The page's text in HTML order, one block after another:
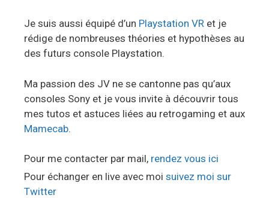
Je suis aussi équipé d’un Playstation VR et je
rédige de nombreuses théories et hypothèses au
des futurs console Playstation.
Ma passion des JV ne se cantonne pas qu’aux
consoles Sony et je vous invite à découvrir tous
mes tutos et astuces liées au retrogaming et aux
Mamecab.
Pour me contacter par mail, rendez vous ici
Pour échanger en live avec moi suivez moi sur
Twitter